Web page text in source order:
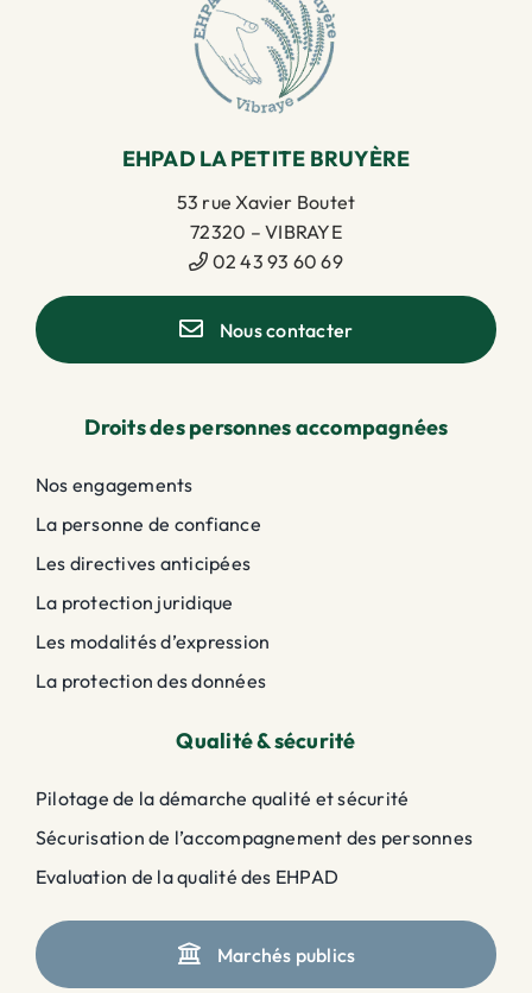
EHPAD LA PETITE BRUYÈRE
53 rue Xavier Boutet
72320 – VIBRAYE
02 43 93 60 69
Nous contacter
Droits des personnes accompagnées
Nos engagements
La personne de confiance
Les directives anticipées
La protection juridique
Les modalités d’expression
La protection des données
Qualité & sécurité
Pilotage de la démarche qualité et sécurité
Sécurisation de l’accompagnement des personnes
Evaluation de la qualité des EHPAD
Marchés publics